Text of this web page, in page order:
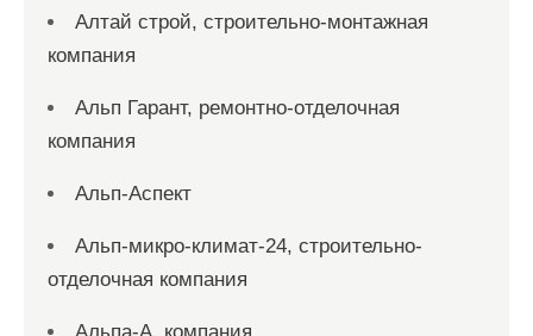
Алтай строй, строительно-монтажная
компания
Альп Гарант, ремонтно-отделочная
компания
Альп-Аспект
Альп-микро-климат-24, строительно-
отделочная компания